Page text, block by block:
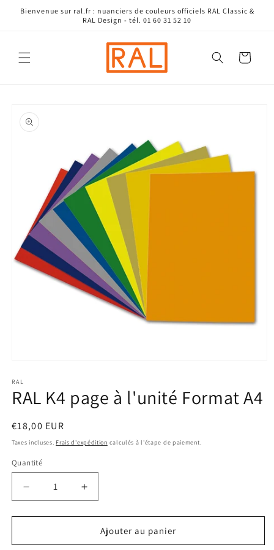
passer
Bienvenue sur ral.fr : nuanciers de couleurs officiels RAL Classic &
RAL Design - tél. 01 60 31 52 10
Panier
informations
produits
média
1
dans
modale
RAL
RAL K4 page à l'unité Format A4
Prix
habituel
€18,00 EUR
Taxes incluses. Frais d'expédition calculés à l'étape de paiement.
Quantité
Réduire
la
quantité
RAL
Augmenter
la
quantité
RAL
Ajouter au panier